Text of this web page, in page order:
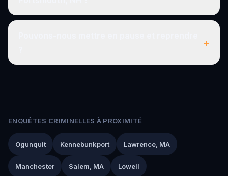
+
ENQUÊTES CRIMINELLES À PROXIMITÉ
Ogunquit Kennebunkport Lawrence, MA
Manchester Salem, MA Lowell